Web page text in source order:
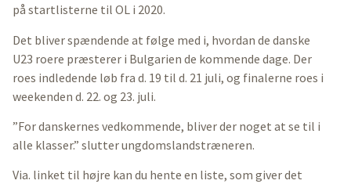
på startlisterne til OL i 2020.
Det bliver spændende at følge med i, hvordan de danske
U23 roere præsterer i Bulgarien de kommende dage. Der
roes indledende løb fra d. 19 til d. 21 juli, og finalerne roes i
weekenden d. 22. og 23. juli.
”For danskernes vedkommende, bliver der noget at se til i
alle klasser.” slutter ungdomslandstræneren.
Via. linket til højre kan du hente en liste, som giver det